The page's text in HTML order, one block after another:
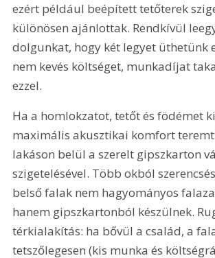
ezért például beépített tetőterek
különösen ajánlottak. Rendkívül
dolgunkat, hogy két legyet üthetünk
nem kevés költséget, munkadíjat
ezzel.
Ha a homlokzatot, tetőt és födémet
maximális akusztikai komfort
lakáson belül a szerelt gipszkarton
szigetelésével. Több okból
belső falak nem hagyományos
hanem gipszkartonból készülnek.
térkialakítás: ha bővül a család, a
tetszőlegesen (kis munka és